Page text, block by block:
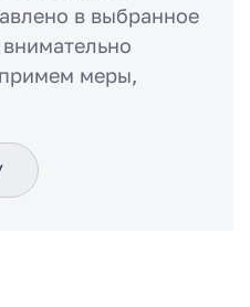
в выбранное
меры,